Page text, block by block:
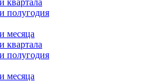
квартала
полугодия
месяца
квартала
полугодия
месяца